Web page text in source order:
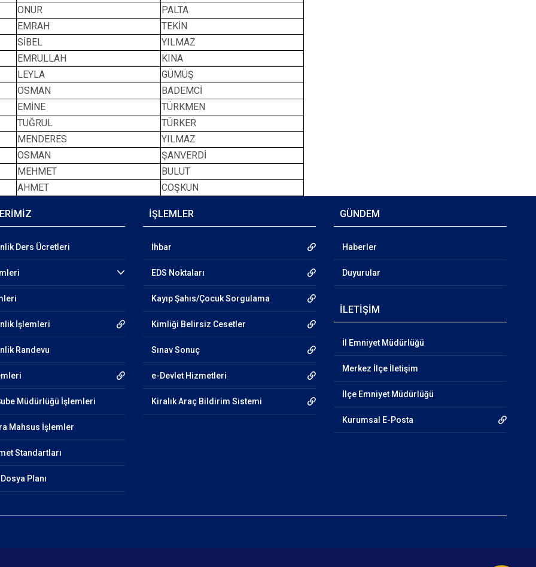
ONUR
PALTA
EMRAH
TEKİN
SİBEL
YILMAZ
EMRULLAH
KINA
LEYLA
GÜMÜŞ
OSMAN
BADEMCİ
EMİNE
TÜRKMEN
TUĞRUL
TÜRKER
MENDERES
YILMAZ
OSMAN
ŞANVERDİ
MEHMET
BULUT
AHMET
COŞKUN
Ders Ücretleri
İşlemleri
Randevu
Müdürlüğü İşlemleri
Mahsus İşlemler
Standartları
Planı
İŞLEMLER
İhbar
EDS Noktaları
Kayıp Şahıs/Çocuk Sorgulama
Kimliği Belirsiz Cesetler
Sınav Sonuç
e-Devlet Hizmetleri
Kiralık Araç Bildirim Sistemi
GÜNDEM
Haberler
Duyurular
İLETİŞİM
İl Emniyet Müdürlüğü
Merkez İlçe İletişim
İlçe Emniyet Müdürlüğü
Kurumsal E-Posta